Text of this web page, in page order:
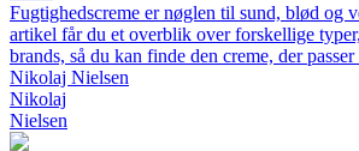
Fugtighedscreme er nøglen til sund, blød og
artikel får du et overblik over forskellige
brands, så du kan finde den creme, der
Nikolaj Nielsen
Nikolaj
Nielsen